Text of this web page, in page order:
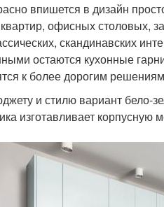
впишется в дизайн
офисных столовых,
скандинавских
остаются кухонные
к более дорогим
и стилю вариант бело-
изготавливает корпусную